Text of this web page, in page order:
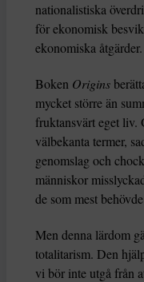
nationalistiska
för ekonomisk
ekonomiska åtgärder.
Boken Origins
mycket större än
fruktansvärt eget liv.
välbekanta termer,
genomslag och
människor
de som mest
Men denna lärdom
totalitarism. Den
vi bör inte utgå från